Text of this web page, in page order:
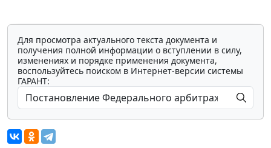
Для просмотра актуального текста документа и
получения полной информации о вступлении в силу,
изменениях и порядке применения документа,
воспользуйтесь поиском в Интернет-версии системы
ГАРАНТ: